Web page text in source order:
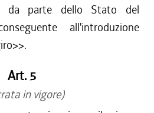
da parte dello Stato del
all'introduzione
Art. 5
in vigore)